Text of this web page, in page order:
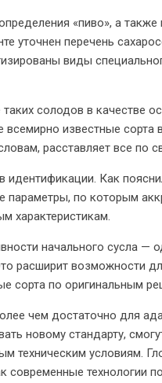
«пиво», а также
уточнен перечень
виды
солодов в качестве
известные сорта
расставляет все по
идентификации. Как
параметры, по которым
характеристикам.
начального сусла —
расширит возможности
сорта по оригинальным
чем достаточно для
новому стандарту,
техническим условиям.
современные технологии